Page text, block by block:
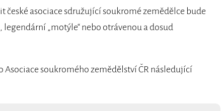
české asociace sdružující soukromé zemědělce bude
„motýle“ nebo otrávenou a dosud
soukromého zemědělství ČR následující